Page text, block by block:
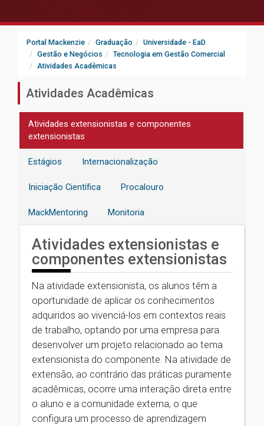
Portal Mackenzie Graduação
Universidade - EaD
Gestão e Negócios
Tecnologia em Gestão Comercial
Atividades Acadêmicas
Atividades Acadêmicas
Atividades extensionistas e componentes
extensionistas
Estágios Internacionalização
Iniciação Científica Procalouro
MackMentoring Monitoria
Atividades extensionistas e
componentes extensionistas
Na atividade extensionista, os alunos têm a
oportunidade de aplicar os conhecimentos
adquiridos ao vivenciá-los em contextos reais
de trabalho, optando por uma empresa para
desenvolver um projeto relacionado ao tema
extensionista do componente. Na atividade de
extensão, ao contrário das práticas puramente
acadêmicas, ocorre uma interação direta entre
o aluno e a comunidade externa, o que
configura um processo de aprendizagem